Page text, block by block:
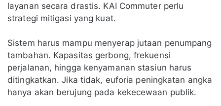
layanan secara drastis. KAI Commuter perlu
strategi mitigasi yang kuat.
Sistem harus mampu menyerap jutaan penumpang
tambahan. Kapasitas gerbong, frekuensi
perjalanan, hingga kenyamanan stasiun harus
ditingkatkan. Jika tidak, euforia peningkatan angka
hanya akan berujung pada kekecewaan publik.